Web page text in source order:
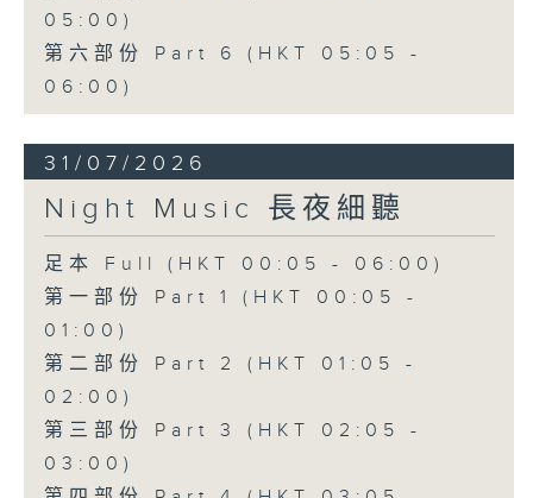
05:00)
第六部份 Part 6 (HKT 05:05 -
06:00)
31/07/2026
Night Music 長夜細聽
足本 Full (HKT 00:05 - 06:00)
第一部份 Part 1 (HKT 00:05 -
01:00)
第二部份 Part 2 (HKT 01:05 -
02:00)
第三部份 Part 3 (HKT 02:05 -
03:00)